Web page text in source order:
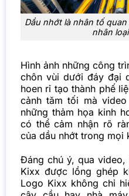
Dầu nhớt là nhân tố
nhân
Hình ảnh những công
chôn vùi dưới đáy đại
hoen rỉ tạo thành phế
cảnh tăm tối mà
những thảm họa kinh
có thể cảm nhận rõ
của dầu nhớt trong mọi
Đáng chú ý, qua video,
Kixx được lồng ghép
Logo Kixx không chỉ